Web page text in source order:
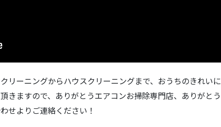
リーニングからハウスクリーニングまで、おうちのきれいに
きますので、ありがとうエアコンお掃除専門店、ありがとう
せよりご連絡ください！